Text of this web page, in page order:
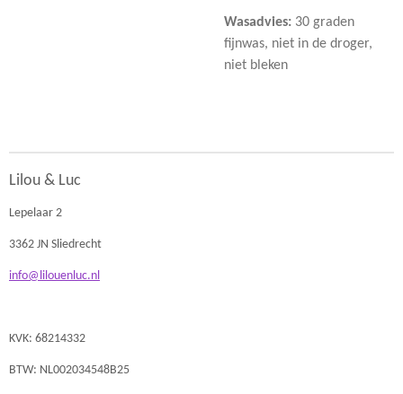
Wasadvies: 30 graden
fijnwas, niet in de droger,
niet bleken
Lilou & Luc
Lepelaar 2
3362 JN Sliedrecht
info@lilouenluc.nl
KVK: 68214332
BTW: NL002034548B25